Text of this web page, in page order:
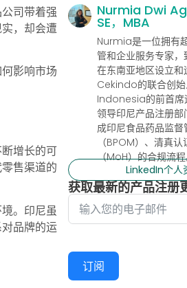
司带着强
，却会遭
影响市场
增长的可
售渠道的
。印尼虽
品牌的运
Nurmia Dwi
SE，MBA
Nurmia是一位拥有
管和企业服务专家，
在东南亚地区设立和
Cekindo的联合创
Indonesia的前首席
领导印尼产品注册
成印尼食品药品监督
（BPOM）、清真
（MoH）的合规流
LinkedIn个人
获取最新的产品注册
订阅